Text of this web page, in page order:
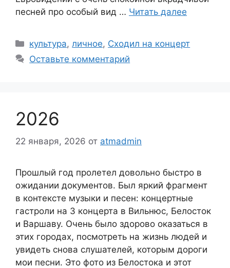
песней про особый вид … Читать далее
Рубрики
культура,личное, Сходил на концерт
Оставьте комментарий
2026
22 января, 2026 от atmadmin
Прошлый год пролетел довольно быстро в
ожидании документов. Был яркий фрагмент
в контексте музыки и песен: концертные
гастроли на 3 концерта в Вильнюс, Белосток
и Варшаву. Очень было здорово оказаться в
этих городах, посмотреть на жизнь людей и
увидеть снова слушателей, которым дороги
мои песни. Это фото из Белостока и этот